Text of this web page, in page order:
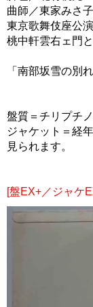
曲師／東家みさ子
東京歌舞伎座公
桃中軒雲右ェ門
「南部坂雪の別れ
盤質＝チリプチ
ジャケット＝経
見られます。
[盤EX+／ジャケ